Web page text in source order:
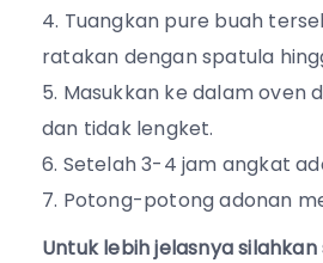
Tuangkan pure buah
ratakan dengan spatula
Masukkan ke dalam oven
dan tidak lengket.
Setelah 3-4 jam angkat
Potong-potong adonan
Untuk lebih jelasnya